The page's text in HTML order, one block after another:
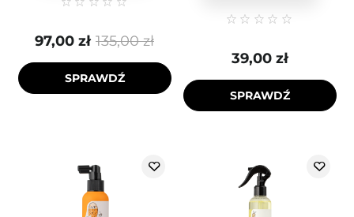
135,00 zł
97,00 zł
SPRAWDŹ
39,00 zł
SPRAWDŹ